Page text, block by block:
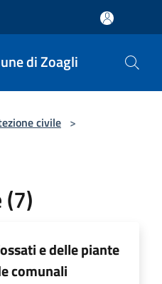
di Zoagli
civile >
e delle piante
comunali